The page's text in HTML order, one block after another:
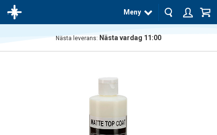
Meny
Nästa leverans: Nästa vardag 11:00